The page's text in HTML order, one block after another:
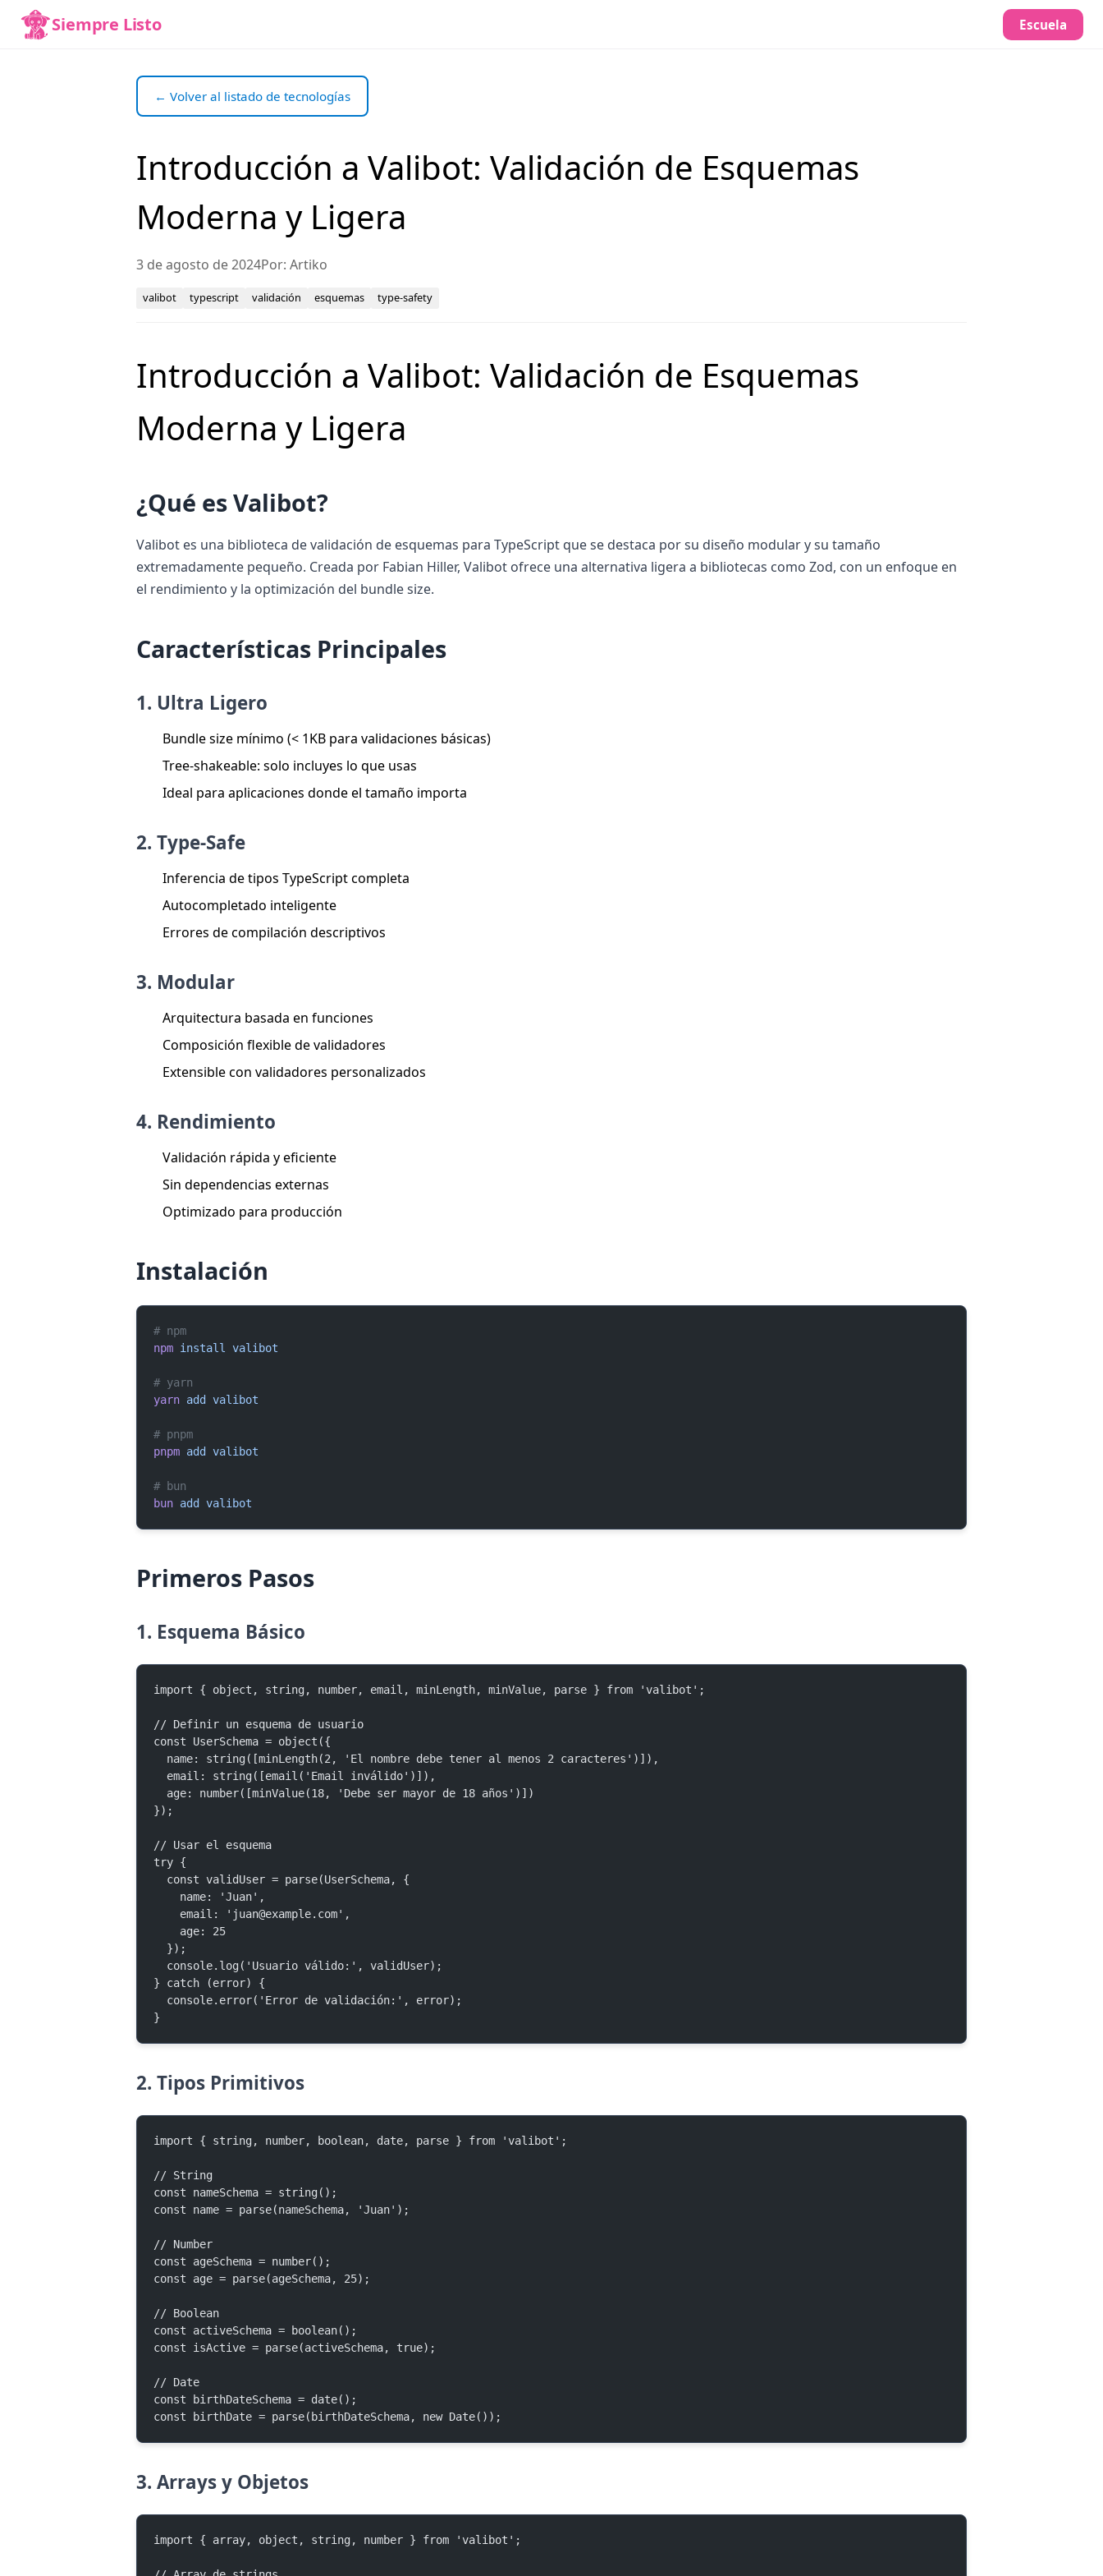
Siempre Listo Escuela
← Volver al listado de tecnologías
Introducción a Valibot: Validación de Esquemas
Moderna y Ligera
3 de agosto de 2024Por: Artiko
valibot typescript validación esquemas type-safety
Introducción a Valibot: Validación de Esquemas
Moderna y Ligera
¿Qué es Valibot?
Valibot es una biblioteca de validación de esquemas para TypeScript que se destaca por su diseño modular y su tamaño
extremadamente pequeño. Creada por Fabian Hiller, Valibot ofrece una alternativa ligera a bibliotecas como Zod, con un enfoque en
el rendimiento y la optimización del bundle size.
Características Principales
1. Ultra Ligero
Bundle size mínimo (< 1KB para validaciones básicas)
Tree-shakeable: solo incluyes lo que usas
Ideal para aplicaciones donde el tamaño importa
2.Type-Safe
Inferencia de tipos TypeScript completa
Autocompletado inteligente
Errores de compilación descriptivos
3. Modular
Arquitectura basada en funciones
Composición flexible de validadores
Extensible con validadores personalizados
4. Rendimiento
Validación rápida y eficiente
Sin dependencias externas
Optimizado para producción
Instalación
# npm
npm install valibot
# yarn
yarn add valibot
# pnpm
pnpm add valibot
# bun
bun add valibot
Primeros Pasos
1. Esquema Básico
import { object, string, number, email, minLength, minValue, parse } from 'valibot';
// Definir un esquema de usuario
const UserSchema = object({
  name: string([minLength(2, 'El nombre debe tener al menos 2 caracteres')]),
  email: string([email('Email inválido')]),
  age: number([minValue(18, 'Debe ser mayor de 18 años')])
});
// Usar el esquema
try {
  const validUser = parse(UserSchema, {
    name: 'Juan',
    email: '
juan@example.com',
    age: 25
  });
  console.log('Usuario válido:', validUser);
} catch (error) {
  console.error('Error de validación:', error);
}
2. Tipos Primitivos
import { string, number, boolean, date, parse } from 'valibot';
// String
const nameSchema = string();
const name = parse(nameSchema, 'Juan');
// Number
const ageSchema = number();
const age = parse(ageSchema, 25);
// Boolean
const activeSchema = boolean();
const isActive = parse(activeSchema, true);
// Date
const birthDateSchema = date();
const birthDate = parse(birthDateSchema, new Date());
3. Arrays y Objetos
import { array, object, string, number } from 'valibot';